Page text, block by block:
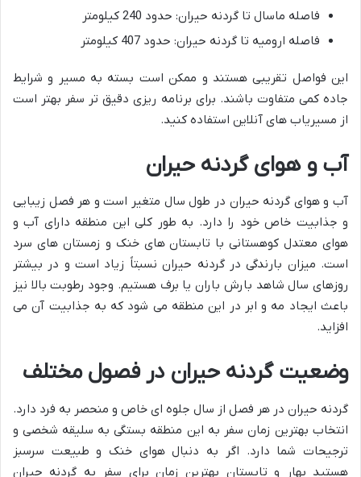
فاصله ماسال تا گردنه حیران: حدود 240 کیلومتر
فاصله ارومیه تا گردنه حیران: حدود 407 کیلومتر
این فواصل تقریبی هستند و ممکن است بسته به مسیر و شرایط
جاده کمی متفاوت باشند. برای برنامه ریزی دقیق تر سفر بهتر است
از مسیریاب های آنلاین استفاده کنید.
آب و هوای گردنه حیران
آب و هوای گردنه حیران در طول سال متغیر است و هر فصل زیبایی
و جذابیت خاص خود را دارد. به طور کلی این منطقه دارای آب و
هوای معتدل کوهستانی با تابستان های خنک و زمستان های سرد
است. میزان بارندگی در گردنه حیران نسبتاً زیاد است و در بیشتر
روزهای سال شاهد بارش باران یا برف هستیم. وجود رطوبت بالا نیز
باعث ایجاد مه و ابر در این منطقه می شود که به جذابیت آن می
افزاید.
وضعیت گردنه حیران در فصول مختلف
گردنه حیران در هر فصل از سال جلوه ای خاص و منحصر به فرد دارد.
انتخاب بهترین زمان سفر به این منطقه بستگی به سلیقه شخصی و
ترجیحات شما دارد. اگر به دنبال هوای خنک و طبیعت سرسبز
هستید بهار و تابستان بهترین زمان برای سفر به گردنه حیران